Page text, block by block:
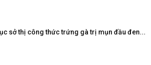
sở thị công thức trứng gà trị mụn đầu đen...